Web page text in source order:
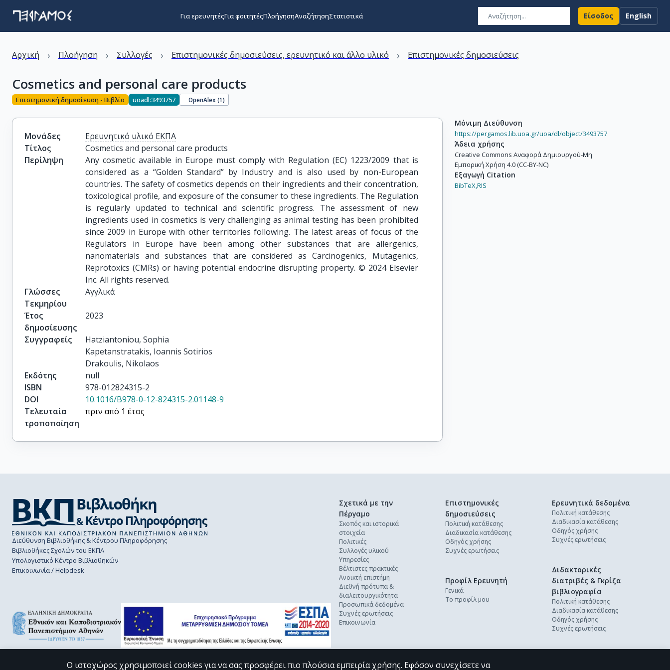
Για ερευνητέςΓια φοιτητέςΠλοήγησηΑναζήτησηΣτατιστικά Είσοδος English
Αρχική › Πλοήγηση › Συλλογές › Επιστημονικές δημοσιεύσεις, ερευνητικό και άλλο υλικό › Επιστημονικές δημοσιεύσεις
Cosmetics and personal care products
Επιστημονική δημοσίευση - Βιβλίο uoadl:3493757 OpenAlex (1)
Μονάδες
Ερευνητικό υλικό ΕΚΠΑ
Τίτλος
Cosmetics and personal care products
Περίληψη
Any cosmetic available in Europe must comply with Regulation (EC) 1223/2009 that is
considered as a “Golden Standard” by Industry and is also used by non-European
countries. The safety of cosmetics depends on their ingredients and their concentration,
toxicological profile, and exposure of the consumer to these ingredients. The Regulation
is regularly updated to technical and scientific progress. The assessment of new
ingredients used in cosmetics is very challenging as animal testing has been prohibited
since 2009 in Europe with other territories following. The latest areas of focus of the
Regulators in Europe have been among other substances that are allergenics,
nanomaterials and substances that are considered as Carcinogenics, Mutagenics,
Reprotoxics (CMRs) or having potential endocrine disrupting property. © 2024 Elsevier
Inc. All rights reserved.
Γλώσσες
Τεκμηρίου
Αγγλικά
Έτος
δημοσίευσης
2023
Συγγραφείς
Hatziantoniou, Sophia
Kapetanstratakis, Ioannis Sotirios
Drakoulis, Nikolaos
Εκδότης
null
ISBN
978-012824315-2
DOI
10.1016/B978-0-12-824315-2.01148-9
Τελευταία
τροποποίηση
πριν από 1 έτος
Μόνιμη Διεύθυνση
https://pergamos.lib.uoa.gr/uoa/dl/object/3493757
Άδεια χρήσης
Creative Commons Αναφορά Δημιουργού-Μη
Εμπορική Χρήση 4.0 (CC-BY-NC)
Εξαγωγή Citation
BibTeX,RIS
Διεύθυνση Βιβλιοθήκης & Κέντρου Πληροφόρησης
Βιβλιοθήκες Σχολών του ΕΚΠΑ
Υπολογιστικό Κέντρο Βιβλιοθηκών
Επικοινωνία / Helpdesk
Σχετικά με την
Πέργαμο
Σκοπός και ιστορικά
στοιχεία
Πολιτικές
Συλλογές υλικού
Υπηρεσίες
Βέλτιστες πρακτικές
Ανοικτή επιστήμη
Διεθνή πρότυπα &
διαλειτουργικότητα
Προσωπικά δεδομένα
Συχνές ερωτήσεις
Επικοινωνία
Επιστημονικές
δημοσιεύσεις
Πολιτική κατάθεσης
Διαδικασία κατάθεσης
Οδηγός χρήσης
Συχνές ερωτήσεις
Ερευνητικά δεδομένα
Πολιτική κατάθεσης
Διαδικασία κατάθεσης
Οδηγός χρήσης
Συχνές ερωτήσεις
Διδακτορικές
διατριβές & Γκρίζα
βιβλιογραφία
Πολιτική κατάθεσης
Διαδικασία κατάθεσης
Οδηγός χρήσης
Συχνές ερωτήσεις
Προφίλ Ερευνητή
Γενικά
Το προφίλ μου
Ο ιστοχώρος χρησιμοποιεί cookies για να σας προσφέρει πιο πλούσια εμπειρία χρήσης. Εφόσον συνεχίσετε να